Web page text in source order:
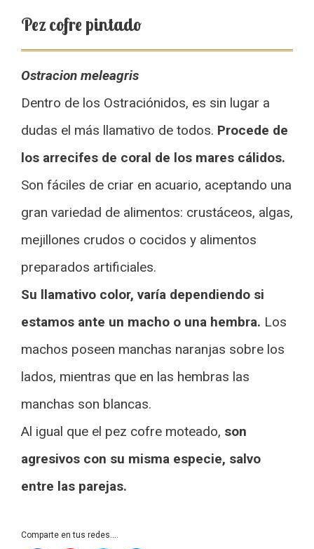
Pez cofre pintado
Ostracion meleagris
Dentro de los Ostraciónidos, es sin lugar a
dudas el más llamativo de todos. Procede de
los arrecifes de coral de los mares cálidos.
Son fáciles de criar en acuario, aceptando una
gran variedad de alimentos: crustáceos, algas,
mejillones crudos o cocidos y alimentos
preparados artificiales.
Su llamativo color, varía dependiendo si
estamos ante un macho o una hembra. Los
machos poseen manchas naranjas sobre los
lados, mientras que en las hembras las
manchas son blancas.
Al igual que el pez cofre moteado, son
agresivos con su misma especie, salvo
entre las parejas.
Comparte en tus redes....